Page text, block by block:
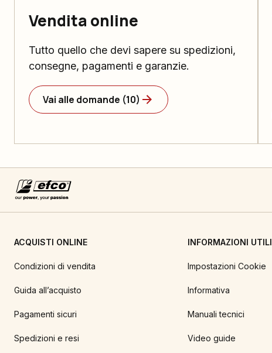
Vendita online
Tutto quello che devi sapere su spedizioni,
consegne, pagamenti e garanzie.
Vai alle domande (10)
ACQUISTI ONLINE
Condizioni di vendita
Guida all’acquisto
Pagamenti sicuri
Spedizioni e resi
INFORMAZIONI UTILI
Impostazioni Cookie
Informativa
Manuali tecnici
Video guide